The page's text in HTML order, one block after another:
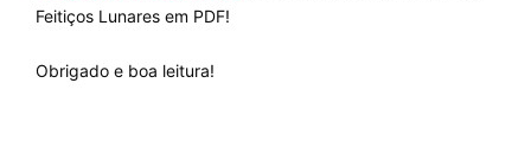
Feitiços Lunares em PDF!
Obrigado e boa leitura!